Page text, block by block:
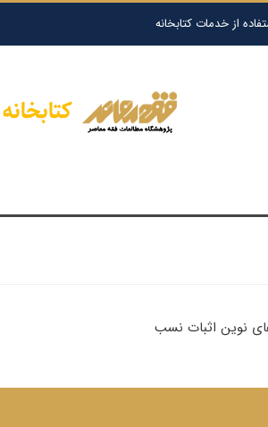
از خدمات کتابخانه
نوین اثبات نسب